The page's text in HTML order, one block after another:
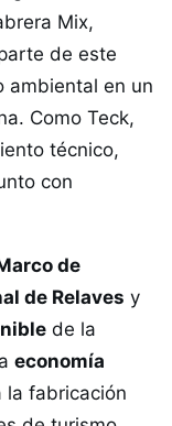
Mix,
de este
ambiental en un
Como Teck,
técnico,
con
de
de Relaves y
de la
economía
la fabricación